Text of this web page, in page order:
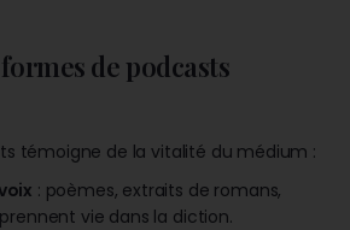
de podcasts
témoigne de la vitalité du médium :
: poèmes, extraits de romans,
vie dans la diction.